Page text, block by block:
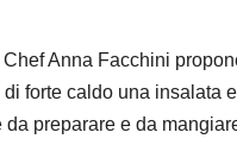
Chef Anna Facchini
forte caldo una insalata
da preparare e da